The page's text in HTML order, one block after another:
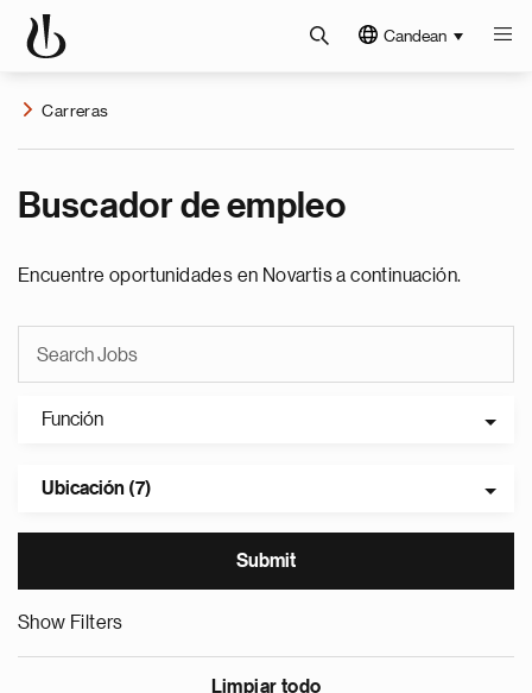
Candean
Carreras
Buscador de empleo
Encuentre oportunidades en Novartis a continuación.
Función
Ubicación (7)
Show Filters
Limpiar todo